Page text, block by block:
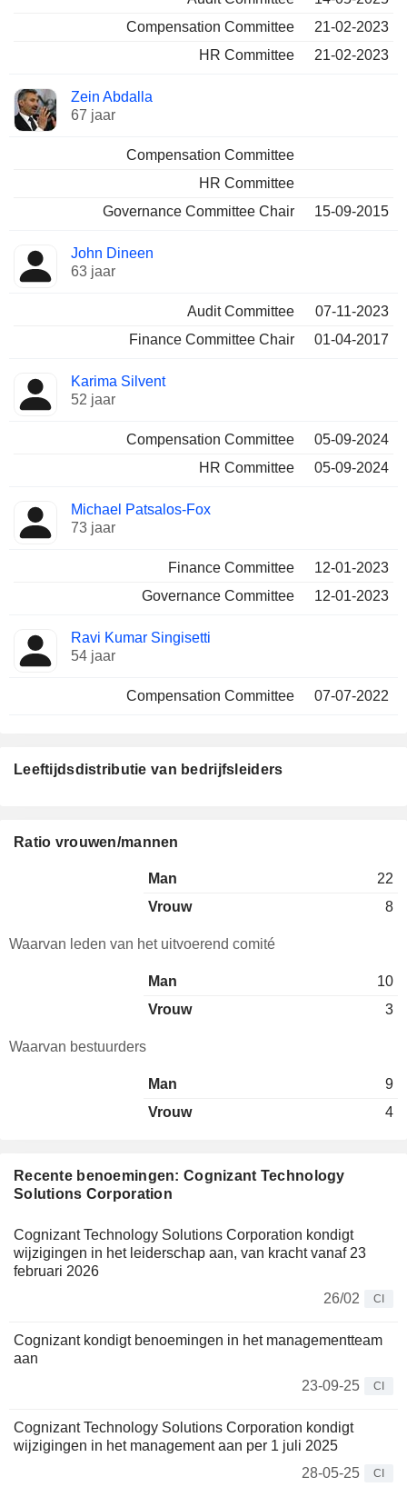
Compensation Committee
21-02-2023
HR Committee
21-02-2023
Zein Abdalla
67 jaar
Compensation Committee
HR Committee
Governance Committee Chair
15-09-2015
John Dineen
63 jaar
Audit Committee
07-11-2023
Finance Committee Chair
01-04-2017
Karima Silvent
52 jaar
Compensation Committee
05-09-2024
HR Committee
05-09-2024
Michael Patsalos-Fox
73 jaar
Finance Committee
12-01-2023
Governance Committee
12-01-2023
Ravi Kumar Singisetti
54 jaar
Compensation Committee 07-07-2022
Recente benoemingen: Cognizant Technology
Solutions Corporation
Cognizant Technology Solutions Corporation kondigt
wijzigingen in het leiderschap aan, van kracht vanaf 23
februari 2026
26/02
CI
Cognizant kondigt benoemingen in het managementteam
aan
23-09-25
CI
Cognizant Technology Solutions Corporation kondigt
wijzigingen in het management aan per 1 juli 2025
28-05-25
CI
Leeftijdsdistributie van bedrijfsleiders
Ratio vrouwen/mannen
Man
22
Vrouw
8
Waarvan leden van het uitvoerend comité
Man
10
Vrouw
3
Waarvan bestuurders
Man
9
Vrouw
4